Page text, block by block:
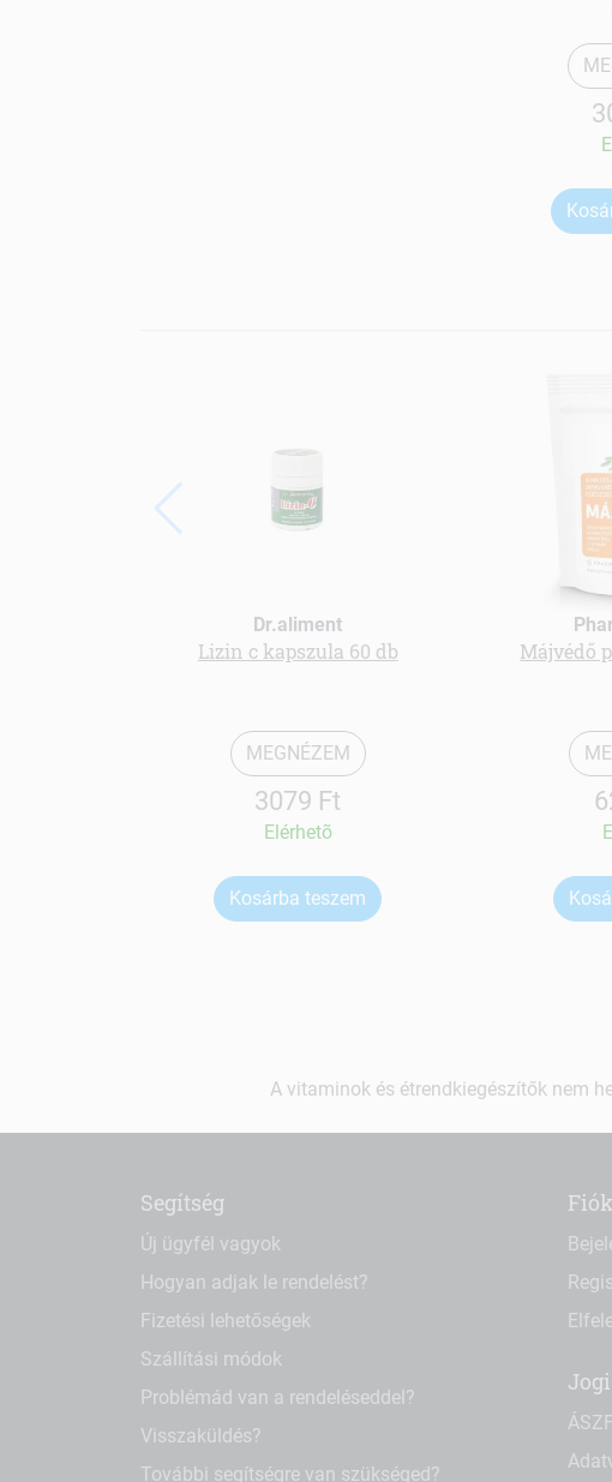
Dr.aliment
Lizin c kapszula 60 db
MEGNÉZEM
3079 Ft
Elérhetõ
Kosárba teszem
Májvédő
A vitaminok és étrendkiegészítők nem
Segítség
Új ügyfél vagyok
Hogyan adjak le rendelést?
Fizetési lehetőségek
Szállítási módok
Problémád van a rendeléseddel?
Visszaküldés?
További segítségre van szükséged?
ÁSZF